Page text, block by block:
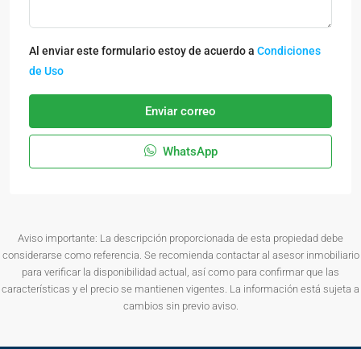
Al enviar este formulario estoy de acuerdo a Condiciones
de Uso
Enviar correo
WhatsApp
Aviso importante: La descripción proporcionada de esta propiedad debe
considerarse como referencia. Se recomienda contactar al asesor inmobiliario
para verificar la disponibilidad actual, así como para confirmar que las
características y el precio se mantienen vigentes. La información está sujeta a
cambios sin previo aviso.